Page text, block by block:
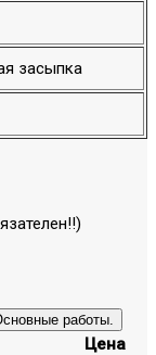
засыпка
работы.
Цена